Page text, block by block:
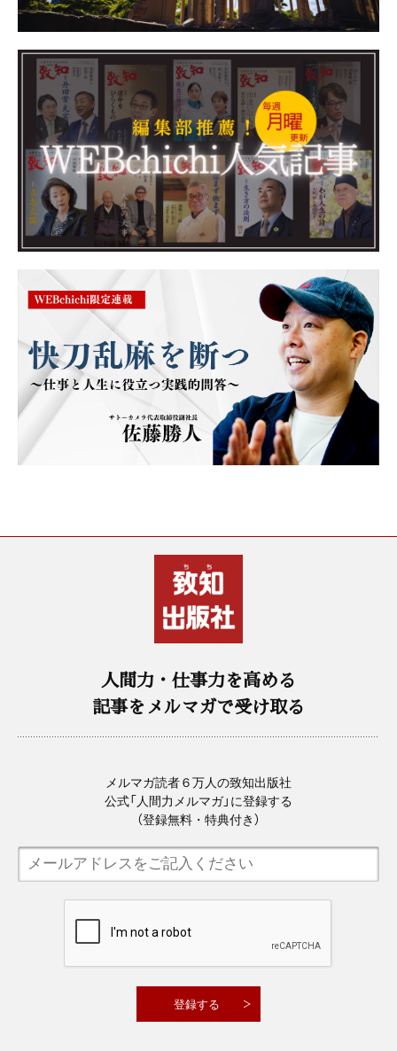
人間力・仕事力を高める
記事をメルマガで受け取る
メルマガ読者６万人の致知出版社
公式「人間力メルマガ」に登録する
（登録無料・特典付き）